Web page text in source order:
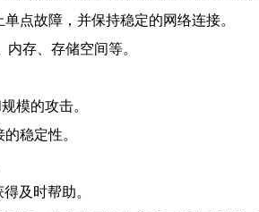
点故障，并保持稳定的网络连接。
存、存储空间等。
模的攻击。
稳定性。
及时帮助。